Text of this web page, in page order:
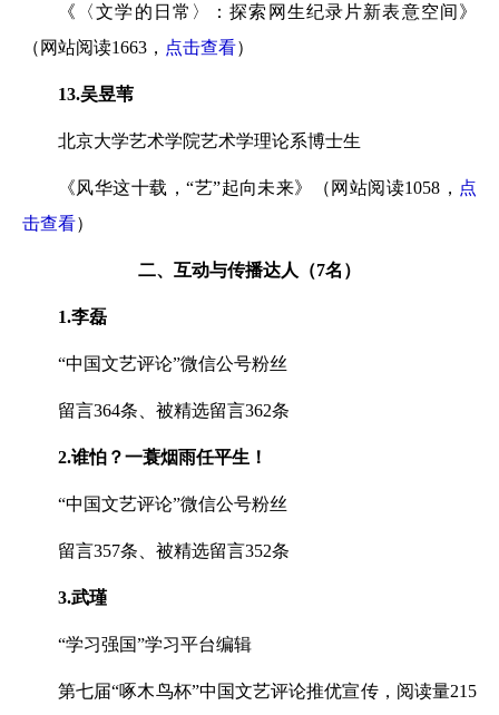
《〈文学的日常〉：探索网生纪录片新表意空间》
（网站阅读1663， 点击查看）
13.吴昱苇
北京大学艺术学院艺术学理论系博士生
《风华这十载，“艺”起向未来》（网站阅读1058， 点
击查看）
二、互动与传播达人（7名）
1.李磊
“中国文艺评论”微信公号粉丝
留言364条、被精选留言362条
2.谁怕？一蓑烟雨任平生！
“中国文艺评论”微信公号粉丝
留言357条、被精选留言352条
3.武瑾
“学习强国”学习平台编辑
第七届“啄木鸟杯”中国文艺评论推优宣传，阅读量215